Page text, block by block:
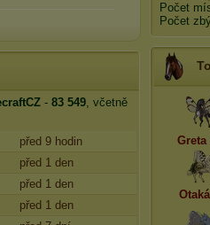
- 83 549, včetně
před 9 hodin
před 1 den
před 1 den
před 1 den
Počet
Počet
Greta